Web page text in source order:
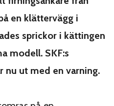
en klättervägg i
sprickor i kättingen
modell. SKF:s
nu ut med en varning.